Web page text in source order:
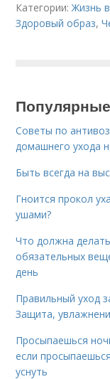
Категории:Жизнь
Здоровый образ,
Советы по
домашнего ухода
Быть всегда на
Гноится прокол
ушами?
Что должна
обязательных
день
Правильный уход
Защита,
Просыпаешься
если
уснуть